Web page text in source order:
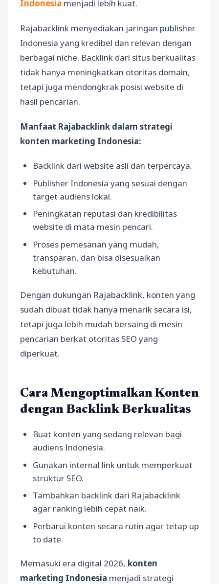
Indonesia menjadi lebih kuat.
Rajabacklink menyediakan jaringan publisher
Indonesia yang kredibel dan relevan dengan
berbagai niche. Backlink dari situs berkualitas
tidak hanya meningkatkan otoritas domain,
tetapi juga mendongkrak posisi website di
hasil pencarian.
Manfaat Rajabacklink dalam strategi
konten marketing Indonesia:
Backlink dari website asli dan terpercaya.
Publisher Indonesia yang sesuai dengan
target audiens lokal.
Peningkatan reputasi dan kredibilitas
website di mata mesin pencari.
Proses pemesanan yang mudah,
transparan, dan bisa disesuaikan
kebutuhan.
Dengan dukungan Rajabacklink, konten yang
sudah dibuat tidak hanya menarik secara isi,
tetapi juga lebih mudah bersaing di mesin
pencarian berkat otoritas SEO yang
diperkuat.
Cara Mengoptimalkan Konten
dengan Backlink Berkualitas
Buat konten yang sedang relevan bagi
audiens Indonesia.
Gunakan internal link untuk memperkuat
struktur SEO.
Tambahkan backlink dari Rajabacklink
agar ranking lebih cepat naik.
Perbarui konten secara rutin agar tetap up
to date.
Memasuki era digital 2026, konten
marketing Indonesia menjadi strategi